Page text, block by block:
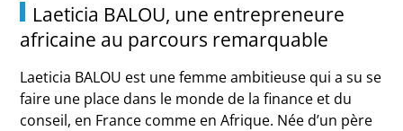
Laeticia BALOU, une entrepreneure
africaine au parcours remarquable
Laeticia BALOU est une femme ambitieuse qui a su se
faire une place dans le monde de la finance et du
conseil, en France comme en Afrique. Née d’un père